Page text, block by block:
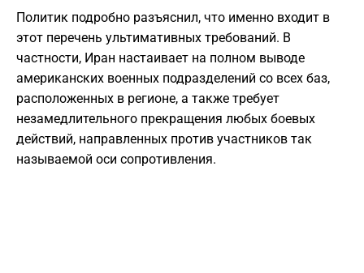
​Политик подробно разъяснил, что именно входит в
этот перечень ультимативных требований. В
частности, Иран настаивает на полном выводе
американских военных подразделений со всех баз,
расположенных в регионе, а также требует
незамедлительного прекращения любых боевых
действий, направленных против участников так
называемой оси сопротивления.